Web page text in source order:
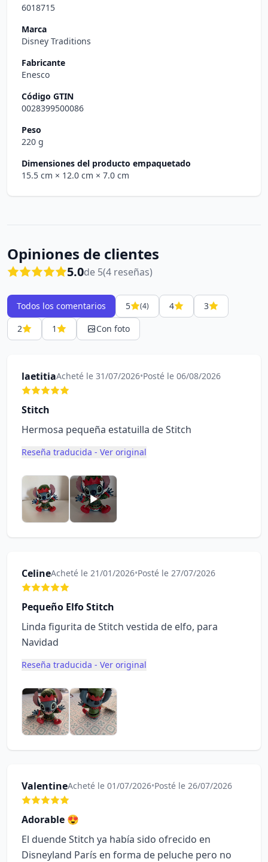
6018715
Marca
Disney Traditions
Fabricante
Enesco
Código GTIN
0028399500086
Peso
220 g
Dimensiones del producto empaquetado
15.5 cm × 12.0 cm × 7.0 cm
Opiniones de clientes
5.0de 5(4 reseñas)
Todos los comentarios 5 (4) 4
3
2
1 Con foto
laetitiaAcheté le 31/07/2026•Posté le 06/08/2026
Stitch
Hermosa pequeña estatuilla de Stitch
Reseña traducida - Ver original
CelineAcheté le 21/01/2026•Posté le 27/07/2026
Pequeño Elfo Stitch
Linda figurita de Stitch vestida de elfo, para
Navidad
Reseña traducida - Ver original
ValentineAcheté le 01/07/2026•Posté le 26/07/2026
Adorable 😍
El duende Stitch ya había sido ofrecido en
Disneyland París en forma de peluche pero no